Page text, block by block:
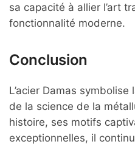
sa capacité à allier l’art
fonctionnalité moderne.
Conclusion
L’acier Damas
de la science de la
histoire, ses motifs
exceptionnelles, il